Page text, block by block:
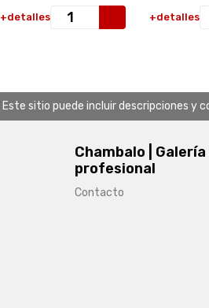
+detalles +detalles
Este sitio puede incluir descripciones y
Chambalo | Galería
profesional
Contacto